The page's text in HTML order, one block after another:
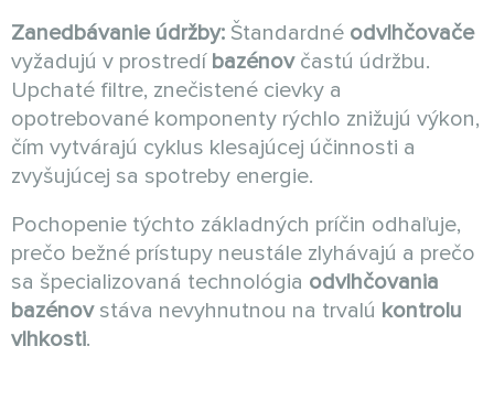
Zanedbávanie údržby: Štandardné odvlhčovače
vyžadujú v prostredí bazénovčastú údržbu.
Upchaté filtre, znečistené cievky a
opotrebované komponenty rýchlo znižujú výkon,
čím vytvárajú cyklus klesajúcej účinnosti a
zvyšujúcej sa spotreby energie.
Pochopenie týchto základných príčin odhaľuje,
prečo bežné prístupy neustále zlyhávajú a prečo
sa špecializovaná technológia odvlhčovania
bazénovstáva nevyhnutnou na trvalú kontrolu
vlhkosti.